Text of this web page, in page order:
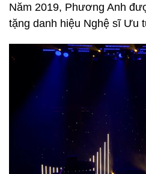
Năm 2019, Phương Anh
tặng danh hiệu Nghệ sĩ Ưu